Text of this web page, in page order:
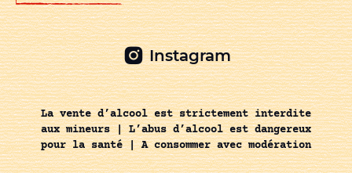
Instagram
La vente d’alcool est strictement interdite
aux mineurs | L’abus d’alcool est dangereux
pour la santé | A consommer avec modération